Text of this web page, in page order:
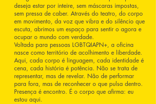
deseja estar por inteire, sem máscaras impostas,
sem pressa de caber. Através do teatro, do corpo
em movimento, da voz que vibra e do silêncio que
escuta, abrimos um espaço para sentir o agora e
ocupar o mundo com verdade.
Voltada para pessoas LGBTQIAPN+, a oficina
nasce como território de acolhimento e liberdade.
Aqui, cada corpo é linguagem, cada identidade é
cena, cada história é potência. Não se trata de
representar, mas de revelar. Não de performar
para fora, mas de reconhecer o que pulsa dentro.
Presença é encontro. É o corpo que afirma: eu
estou aqui.